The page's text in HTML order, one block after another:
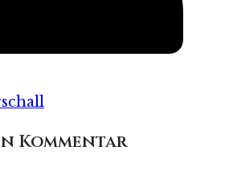
Kommentar